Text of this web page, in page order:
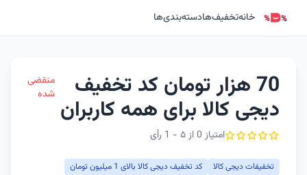
خانهتخفیف‌هادسته‌بندی‌ها
70 هزار تومان کد تخفیف
دیجی کالا برای همه کاربران
امتیاز 0 از ۵ - 1 رأی
منقضی
شده
تخفیفات دیجی کالا
کد تخفیف دیجی کالا بالای 1 میلیون تومان